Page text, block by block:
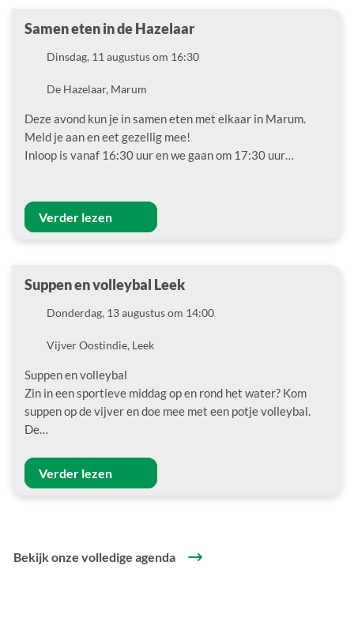
Samen eten in de Hazelaar
DatumDinsdag, 11 augustus om 16:30
LocatieDe Hazelaar, Marum
Deze avond kun je in samen eten met elkaar in Marum.
Meld je aan en eet gezellig mee!
Inloop is vanaf 16:30 uur en we gaan om 17:30 uur…
Verder lezen
Suppen en volleybal Leek
DatumDonderdag, 13 augustus om 14:00
LocatieVijver Oostindie, Leek
Suppen en volleybal
Zin in een sportieve middag op en rond het water? Kom
suppen op de vijver en doe mee met een potje volleybal.
De…
Verder lezen
Bekijk onze volledige agenda